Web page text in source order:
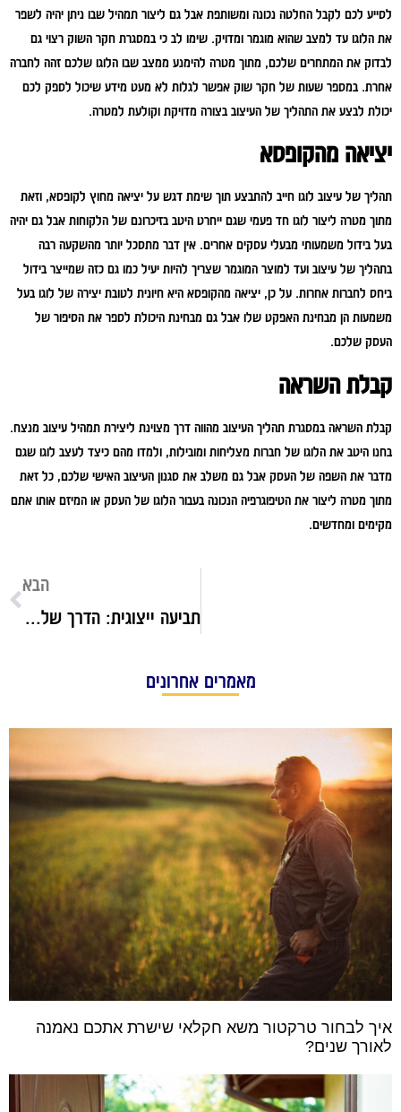
לסייע לכם לקבל החלטה נכונה ומשותפת אבל גם ליצור תמהיל שבו ניתן יהיה לשפר
את הלוגו עד למצב שהוא מוגמר ומדויק. שימו לב כי במסגרת חקר השוק רצוי גם
לבדוק את המתחרים שלכם, מתוך מטרה להימנע ממצב שבו הלוגו שלכם זהה לחברה
אחרת. במספר שעות של חקר שוק אפשר לגלות לא מעט מידע שיכול לספק לכם
יכולת לבצע את התהליך של העיצוב בצורה מדויקת וקולעת למטרה.
יציאה מהקופסא
תהליך של עיצוב לוגו חייב להתבצע תוך שימת דגש על יציאה מחוץ לקופסא, וזאת
מתוך מטרה ליצור לוגו חד פעמי שגם ייחרט היטב בזיכרונם של הלקוחות אבל גם יהיה
בעל בידול משמעותי מבעלי עסקים אחרים. אין דבר מתסכל יותר מהשקעה רבה
בתהליך של עיצוב ועד למוצר המוגמר שצריך להיות יעיל כמו גם כזה שמייצר בידול
ביחס לחברות אחרות. על כן, יציאה מהקופסא היא חיונית לטובת יצירה של לוגו בעל
משמעות הן מבחינת האפקט שלו אבל גם מבחינת היכולת לספר את הסיפור של
העסק שלכם.
קבלת השראה
קבלת השראה במסגרת תהליך העיצוב מהווה דרך מצוינת ליצירת תמהיל עיצוב מנצח.
בחנו היטב את הלוגו של חברות מצליחות ומובילות, ולמדו מהם כיצד לעצב לוגו שגם
מדבר את השפה של העסק אבל גם משלב את סגנון העיצוב האישי שלכם, כל זאת
מתוך מטרה ליצור את הטיפוגרפיה הנכונה בעבור הלוגו של העסק או המיזם אותו אתם
מקימים ומחדשים.
הבא
תביעה ייצוגית: הדרך שלכם לנצח בשם הרוב
מאמרים אחרונים
איך לבחור טרקטור משא חקלאי שישרת אתכם נאמנה
לאורך שנים?